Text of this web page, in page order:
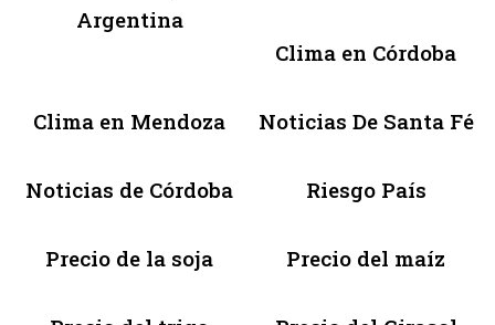
Argentina
Clima en Córdoba
Clima en Mendoza Noticias De Santa Fé
Noticias de Córdoba Riesgo País
Precio de la soja Precio del maíz